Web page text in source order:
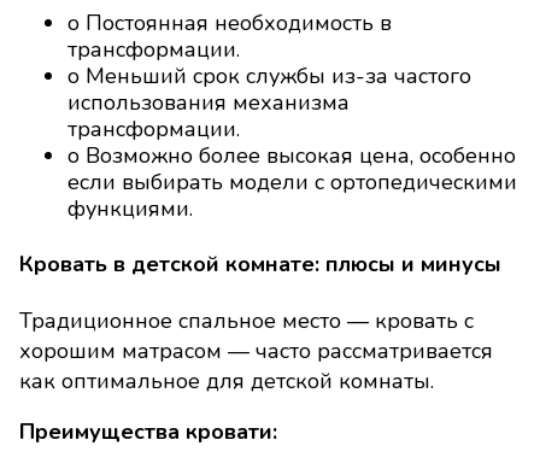
o Постоянная необходимость в
трансформации.
o Меньший срок службы из-за частого
использования механизма
трансформации.
o Возможно более высокая цена, особенно
если выбирать модели с ортопедическими
функциями.
Кровать в детской комнате: плюсы и минусы
Традиционное спальное место — кровать с
хорошим матрасом — часто рассматривается
как оптимальное для детской комнаты.
Преимущества кровати: